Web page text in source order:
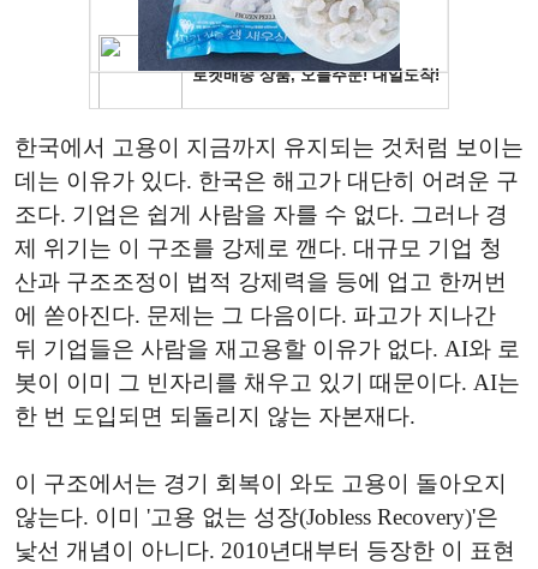
한국에서 고용이 지금까지 유지되는 것처럼 보이는
데는 이유가 있다. 한국은 해고가 대단히 어려운 구
조다. 기업은 쉽게 사람을 자를 수 없다. 그러나 경
제 위기는 이 구조를 강제로 깬다. 대규모 기업 청
산과 구조조정이 법적 강제력을 등에 업고 한꺼번
에 쏟아진다. 문제는 그 다음이다. 파고가 지나간
뒤 기업들은 사람을 재고용할 이유가 없다. AI와 로
봇이 이미 그 빈자리를 채우고 있기 때문이다. AI는
한 번 도입되면 되돌리지 않는 자본재다.
이 구조에서는 경기 회복이 와도 고용이 돌아오지
않는다. 이미 '고용 없는 성장(Jobless Recovery)'은
낯선 개념이 아니다. 2010년대부터 등장한 이 표현